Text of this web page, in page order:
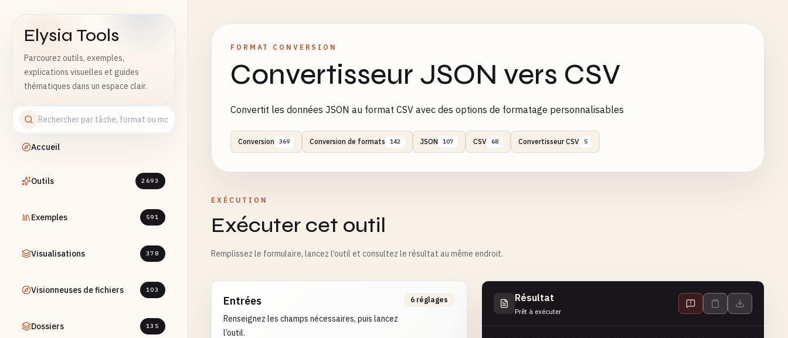
Elysia Tools
Parcourez outils, exemples,
explications visuelles et guides
thématiques dans un espace clair.
Accueil
Outils 2693
Exemples 591
Visualisations 378
Visionneuses de fichiers 103
Dossiers 135
FORMAT CONVERSION
Convertisseur JSON vers CSV
Convertit les données JSON au format CSV avec des options de formatage personnalisables
Conversion 369 Conversion de formats 142 JSON 107 CSV 68 Convertisseur CSV 5
EXÉCUTION
Exécuter cet outil
Remplissez le formulaire, lancez l’outil et consultez le résultat au même endroit.
Entrées
Renseignez les champs nécessaires, puis lancez
l’outil.
6 réglages Résultat
Prêt à exécuter